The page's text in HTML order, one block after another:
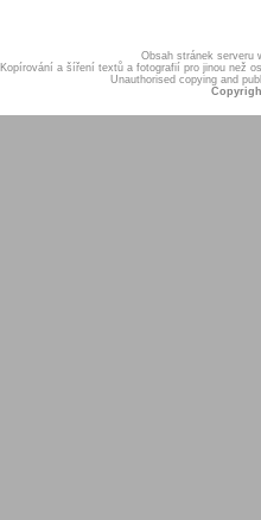
Obsah stránek serveru
Kopírování a šíření textů a fotografií pro jinou než
Unauthorised copying and